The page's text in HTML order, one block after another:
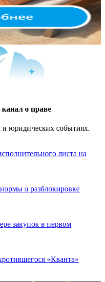
о праве
юридических событиях.
листа на
о разблокировке
закупок в первом
«Кванта»